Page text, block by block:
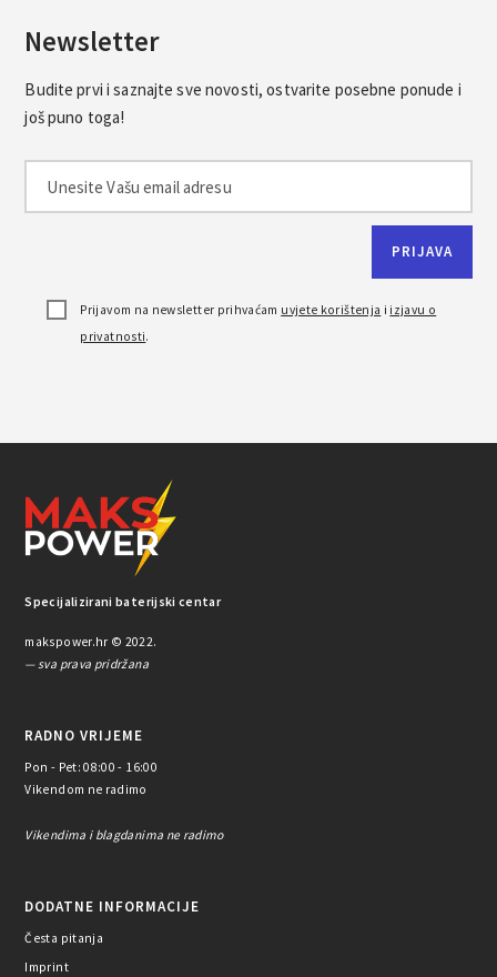
Newsletter
Budite prvi i saznajte sve novosti, ostvarite posebne ponude i
još puno toga!
Prijavom na newsletter prihvaćam uvjete korištenja i izjavu o
privatnosti.
Specijalizirani baterijski centar
makspower.hr © 2022.
— sva prava pridržana
RADNO VRIJEME
Pon - Pet: 08:00 - 16:00
Vikendom ne radimo
Vikendima i blagdanima ne radimo
DODATNE INFORMACIJE
Česta pitanja
Imprint